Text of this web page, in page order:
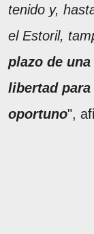
tenido y,
el Estoril,
plazo de
libertad
oportuno",